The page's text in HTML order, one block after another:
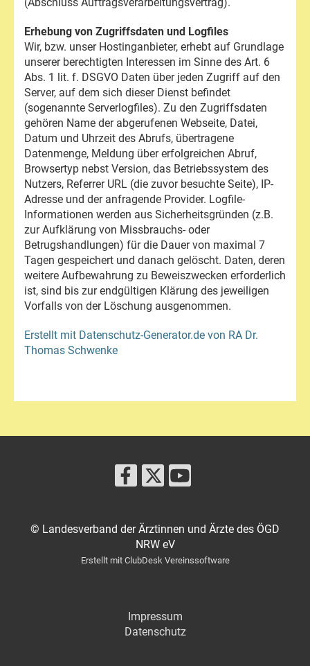
Erhebung von Zugriffsdaten und Logfiles
Wir, bzw. unser Hostinganbieter, erhebt auf Grundlage
unserer berechtigten Interessen im Sinne des Art. 6
Abs. 1 lit. f. DSGVO Daten über jeden Zugriff auf den
Server, auf dem sich dieser Dienst befindet
(sogenannte Serverlogfiles). Zu den Zugriffsdaten
gehören Name der abgerufenen Webseite, Datei,
Datum und Uhrzeit des Abrufs, übertragene
Datenmenge, Meldung über erfolgreichen Abruf,
Browsertyp nebst Version, das Betriebssystem des
Nutzers, Referrer URL (die zuvor besuchte Seite), IP-
Adresse und der anfragende Provider. Logfile-
Informationen werden aus Sicherheitsgründen (z.B.
zur Aufklärung von Missbrauchs- oder
Betrugshandlungen) für die Dauer von maximal 7
Tagen gespeichert und danach gelöscht. Daten, deren
weitere Aufbewahrung zu Beweiszwecken erforderlich
ist, sind bis zur endgültigen Klärung des jeweiligen
Vorfalls von der Löschung ausgenommen.
Erstellt mit Datenschutz-Generator.de von RA Dr.
Thomas Schwenke
© Landesverband der Ärztinnen und Ärzte des ÖGD
NRW eV
Erstellt mit ClubDesk Vereinssoftware
Impressum
Datenschutz